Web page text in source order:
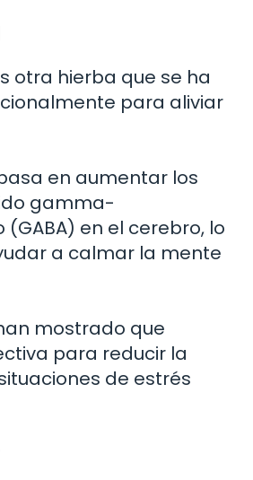
otra hierba que se ha
para aliviar
en aumentar los
gamma-
en el cerebro, lo
a calmar la mente
mostrado que
para reducir la
de estrés